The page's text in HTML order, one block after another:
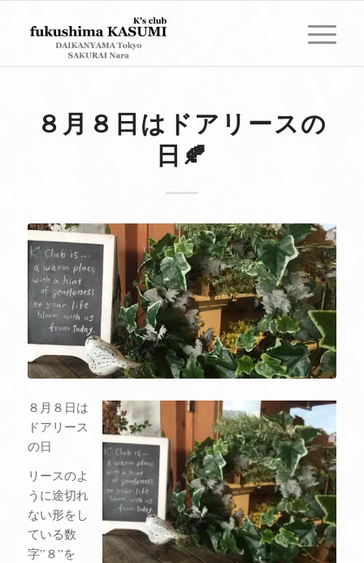
８月８日はドアリースの
日🍂
８月８日は
ドアリース
の日
リースのよ
うに途切れ
ない形をし
ている数
字”８”を